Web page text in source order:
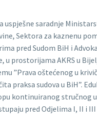
uspješne saradnje
Sektora za kaznenu
pred Sudom BiH i
u prostorijama AKRS u
”Prava oštećenog u
praksa sudova u BiH”.
kontinuiranog stručnog
pred Odjelima I, II i III